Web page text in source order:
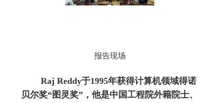
报告现场
Raj Reddy于1995年获得计算机领域得诺
贝尔奖“图灵奖”，他是中国工程院外籍院士、